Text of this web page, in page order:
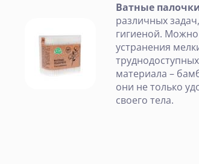
Ватные
различных
гигиеной.
устранения
материала –
они не только
своего тела.